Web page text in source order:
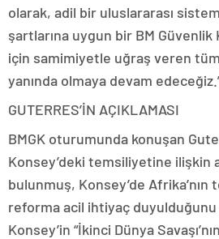
olarak, adil bir uluslararası
şartlarına uygun bir BM Güvenlik
için samimiyetle uğraş veren tüm
yanında olmaya devam
GUTERRES’İN AÇIKLAMASI
BMGK oturumunda konuşan
Konsey’deki temsiliyetine ilişkin
bulunmuş, Konsey’de
reforma acil ihtiyaç duyulduğunu
Konsey’in “İkinci Dünya